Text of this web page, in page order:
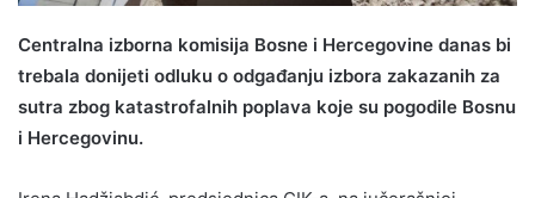
Centralna izborna komisija Bosne i Hercegovine danas bi
trebala donijeti odluku o odgađanju izbora zakazanih za
sutra zbog katastrofalnih poplava koje su pogodile Bosnu
i Hercegovinu.